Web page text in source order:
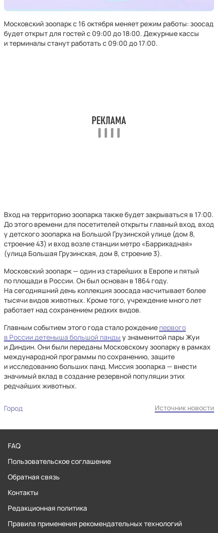
Московский зоопарк с 16 октября меняет режим работы: зоосад
будет открыт для гостей с 09:00 до 18:00. Дежурные кассы
и терминалы станут работать с 09:00 до 17:00.
Вход на территорию зоопарка также будет закрываться в 17:00.
До этого времени для посетителей открыты главный вход, вход
у детского зоопарка на Большой Грузинской улице (дом 8,
строение 43) и вход возле станции метро «Баррикадная»
(улица Большая Грузинская, дом 8, строение 3).
Московский зоопарк — один из старейших в Европе и пятый
по площади в России. Он был основан в 1864 году.
На сегодняшний день коллекция зоосада насчитывает более
тысячи видов животных. Кроме того, учреждение много лет
работает над сохранением редких видов.
Главным событием этого года стало рождение первого
в России детеныша большой панды у знаменитой пары Жуи
и Диндин. Они были переданы Московскому зоопарку в рамках
международной программы по сохранению, защите
и исследованию больших панд. Миссия зоопарка — внести
значимый вклад в создание резервной популяции этих
редчайших животных.
Город Источник новости
FAQ
Пользовательское соглашение
Обратная связь
Контакты
Редакционная политика
Правила применения рекомендательных технологий